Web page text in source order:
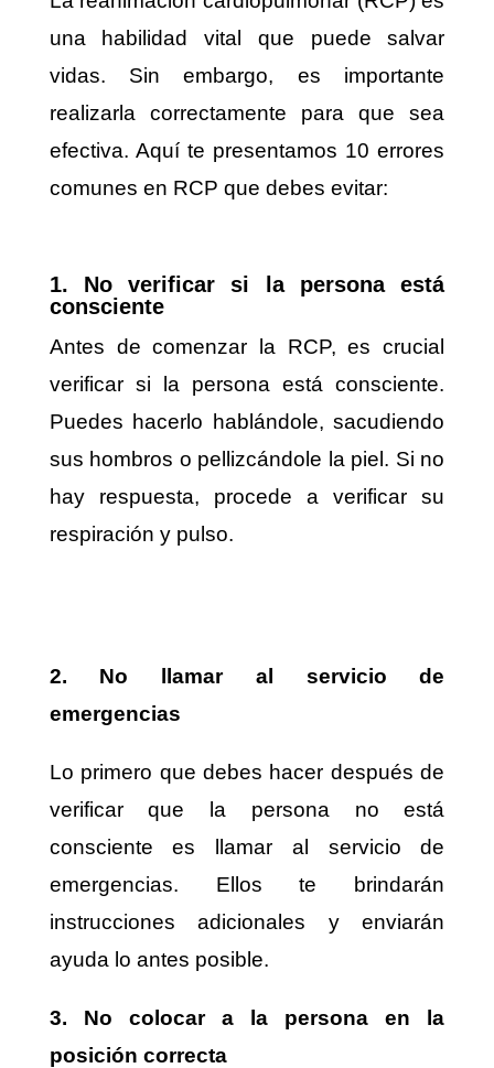
una habilidad vital que puede salvar
vidas. Sin embargo, es importante
realizarla correctamente para que sea
efectiva. Aquí te presentamos 10 errores
comunes en RCP que debes evitar:
1. No verificar si la persona está
consciente
Antes de comenzar la RCP, es crucial
verificar si la persona está consciente.
Puedes hacerlo hablándole, sacudiendo
sus hombros o pellizcándole la piel. Si no
hay respuesta, procede a verificar su
respiración y pulso.
2. No llamar al servicio de
emergencias
Lo primero que debes hacer después de
verificar que la persona no está
consciente es llamar al servicio de
emergencias. Ellos te brindarán
instrucciones adicionales y enviarán
ayuda lo antes posible.
3. No colocar a la persona en la
posición correcta